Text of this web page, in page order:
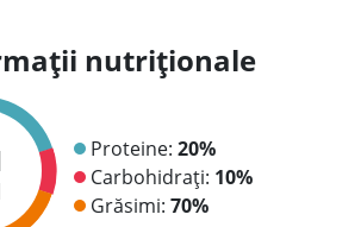
nutriționale
Proteine: 20%
Carbohidrați: 10%
Grăsimi: 70%